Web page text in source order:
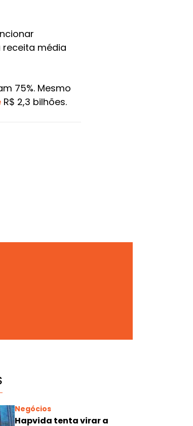
receita média
75%. Mesmo
R$ 2,3 bilhões.
Negócios
Hapvida tenta virar a